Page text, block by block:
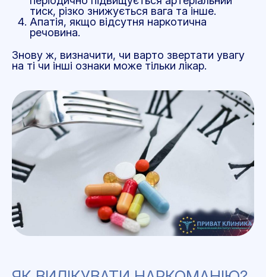
тиск, різко знижується вага та інше.
Апатія, якщо відсутня наркотична
речовина.
Знову ж, визначити, чи варто звертати увагу
на ті чи інші ознаки може тільки лікар.